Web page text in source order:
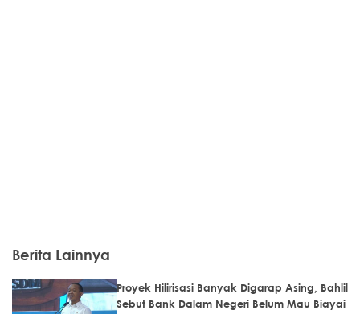
Berita Lainnya
Proyek Hilirisasi Banyak Digarap Asing, Bahlil
Sebut Bank Dalam Negeri Belum Mau Biayai